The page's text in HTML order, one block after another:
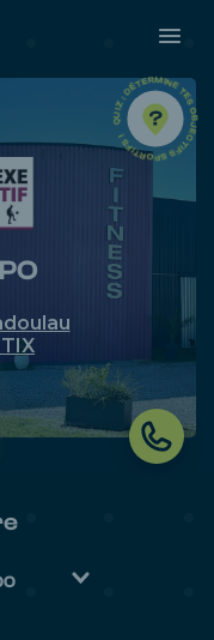
QUIZ : DÉTERMINE TES OBJECTIFS